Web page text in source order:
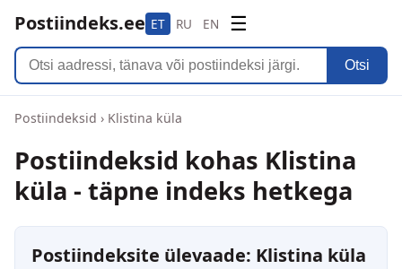
Postiindeks.ee ET RU EN ☰
Otsi
Postiindeksid › Klistina küla
Postiindeksid kohas Klistina
küla - täpne indeks hetkega
Postiindeksite ülevaade: Klistina küla